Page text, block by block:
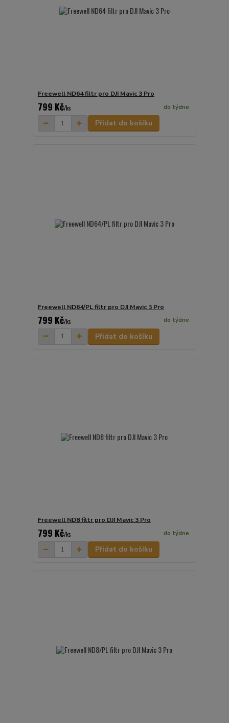
Freewell ND64 filtr pro DJI Mavic 3 Pro
799 Kč/ks do týdne
Přidat do košíku
Freewell ND64/PL filtr pro DJI Mavic 3 Pro
799 Kč/ks do týdne
Přidat do košíku
Freewell ND8 filtr pro DJI Mavic 3 Pro
799 Kč/ks do týdne
Přidat do košíku